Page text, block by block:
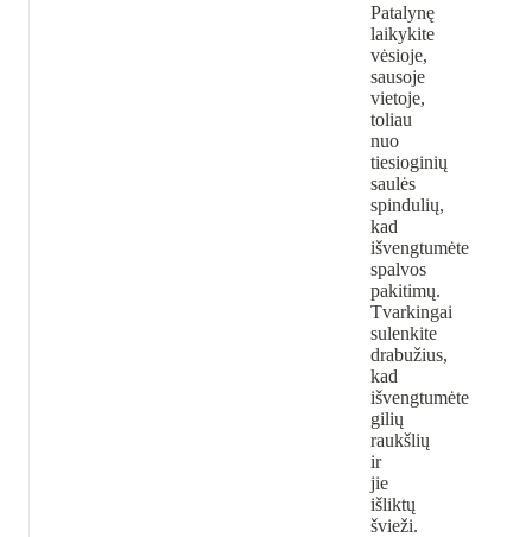
Patalynę
laikykite
vėsioje,
sausoje
vietoje,
toliau
nuo
tiesioginių
saulės
spindulių,
kad
išvengtumėte
spalvos
pakitimų.
Tvarkingai
sulenkite
drabužius,
kad
išvengtumėte
gilių
raukšlių
ir
jie
išliktų
švieži.